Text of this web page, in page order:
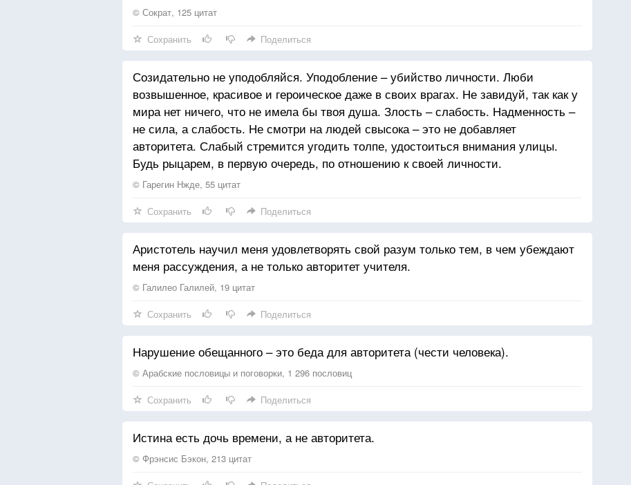
© Сократ, 125 цитат
Сохранить Поделиться
Созидательно не уподобляйся. Уподобление – убийство личности. Люби
возвышенное, красивое и героическое даже в своих врагах. Не завидуй, так как у
мира нет ничего, что не имела бы твоя душа. Злость – слабость. Надменность –
не сила, а слабость. Не смотри на людей свысока – это не добавляет
авторитета. Слабый стремится угодить толпе, удостоиться внимания улицы.
Будь рыцарем, в первую очередь, по отношению к своей личности.
© Гарегин Нжде, 55 цитат
Сохранить Поделиться
Аристотель научил меня удовлетворять свой разум только тем, в чем убеждают
меня рассуждения, а не только авторитет учителя.
© Галилео Галилей, 19 цитат
Сохранить Поделиться
Нарушение обещанного – это беда для авторитета (чести человека).
© Арабские пословицы и поговорки, 1 296 пословиц
Сохранить Поделиться
Истина есть дочь времени, а не авторитета.
© Фрэнсис Бэкон, 213 цитат